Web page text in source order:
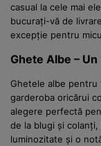
casual la cele mai
bucurați-vă de
excepție pentru
Ghete Albe –
Ghetele albe
garderoba oricărui
alegere perfectă
de la blugi și
luminozitate și o